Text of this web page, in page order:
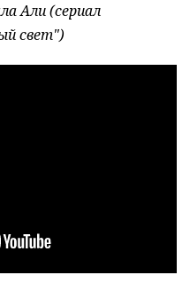
Али (сериал
свет")